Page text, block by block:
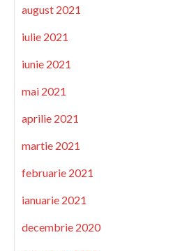
august 2021
iulie 2021
iunie 2021
mai 2021
aprilie 2021
martie 2021
februarie 2021
ianuarie 2021
decembrie 2020